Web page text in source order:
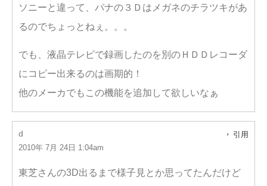
ソニーと違って、パナの３Ｄはメガネのチラツキがあ
るのでちょっとねぇ。。。
でも、液晶テレビで録画したのを別のＨＤＤレコーダ
にコピー出来るのは画期的！
他のメーカでもこの機能を追加して欲しいなぁ
d
2010年 7月 24日 1:04am
引用
東芝さんの3D出るまで様子見とか思ってたんだけど